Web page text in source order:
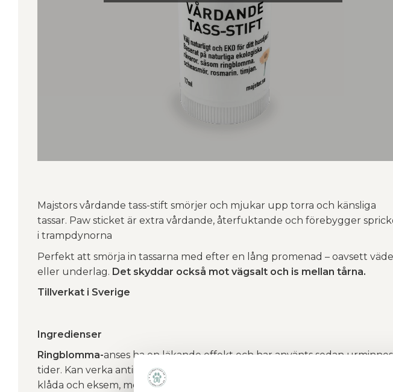
Majstors vårdande tass-stift smörjer och mjukar upp torra och känsliga
tassar. Paw sticket är extra vårdande, återfuktande och förebygger
i trampdynorna
Perfekt att smörja in tassarna med efter en lång promenad – oavsett
eller underlag. Det skyddar också mot vägsalt och is mellan tårna.
Tillverkat i Sverige
Ingredienser
Ringblomma-anses ha en läkande effekt och har använts sedan urminnes
tider. Kan verka antiinflammatorisk och hjälper till vid läkningen av småsår,
klåda och eksem, med mera.